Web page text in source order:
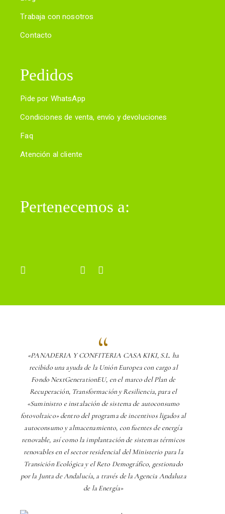
Trabaja con nosotros
Contacto
Pedidos
Pide por WhatsApp
Condiciones de venta, envío y devoluciones
Faq
Atención al cliente
Pertenecemos a:
«PANADERIA Y CONFITERIA CASA KIKI, S.L. ha
recibido una ayuda de la Unión Europea con cargo al
Fondo NextGenerationEU, en el marco del Plan de
Recuperación, Transformación y Resiliencia, para el
«Suministro e instalación de sistema de autoconsumo
fotovoltaico» dentro del programa de incentivos ligados al
autoconsumo y almacenamiento, con fuentes de energía
renovable, así como la implantación de sistemas térmicos
renovables en el sector residencial del Ministerio para la
Transición Ecológica y el Reto Demográfico, gestionado
por la Junta de Andalucía, a través de la Agencia Andaluza
de la Energía»